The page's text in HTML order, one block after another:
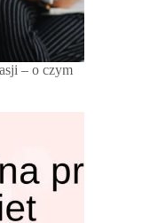
– o czym